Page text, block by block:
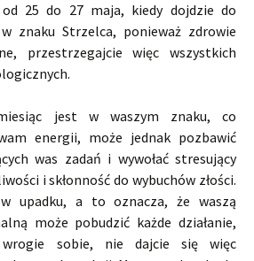
od 25 do 27 maja, kiedy dojdzie do
znaku Strzelca, ponieważ zdrowie
przestrzegajcie więc wszystkich
jest w waszym znaku, co
energii, może jednak pozbawić
was zadań i wywołać stresujący
i skłonność do wybuchów złości.
upadku, a to oznacza, że waszą
może pobudzić każde działanie,
sobie, nie dajcie się więc